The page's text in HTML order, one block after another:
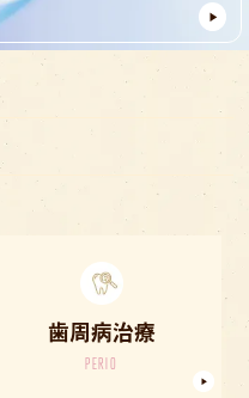
歯周病治療
PERIO